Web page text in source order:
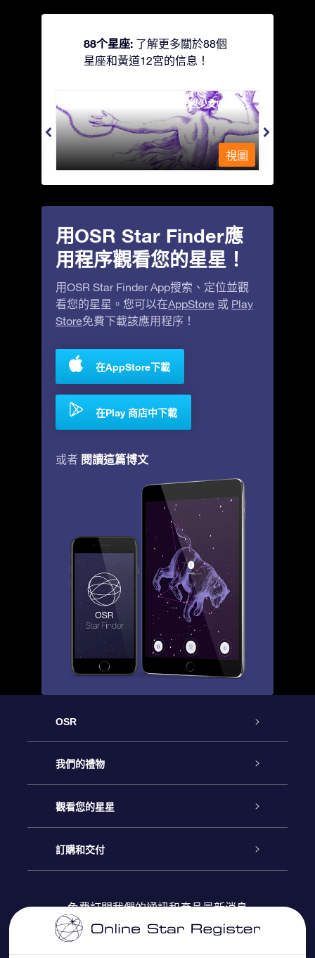
88个星座: 了解更多關於88個
星座和黃道12宮的信息！
Andromeda - 被鐵鍊鎖著的少女
視圖
用OSR Star Finder應
用程序觀看您的星星！
用OSR Star Finder App搜索、定位並觀
看您的星星。您可以在AppStore 或 Play
Store免費下載該應用程序！
在AppStore下載
在Play 商店中下載
或者 閱讀這篇博文
OSR
客戶服務
聯繫我們
博客
評論
我們的禮物
Online Star禮物
OSR禮物包
OSR 禮物卡
觀看您的星星
星星注册
個性化的Star Page
訂購和交付
付款資訊
免費訂閱我們的通訊和產品最新消息